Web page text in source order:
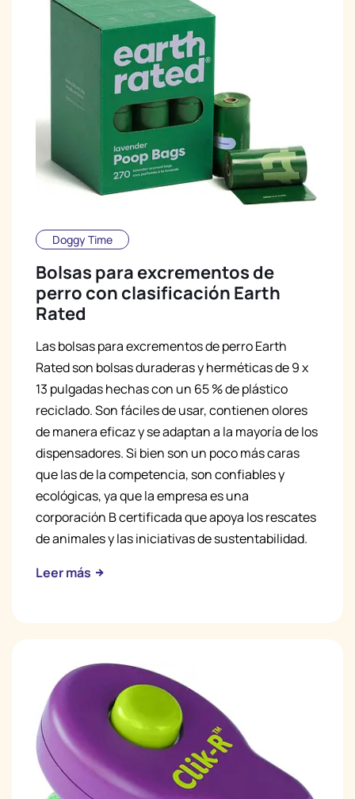
Doggy Time
Bolsas para excrementos de
perro con clasificación Earth
Rated
Las bolsas para excrementos de perro Earth
Rated son bolsas duraderas y herméticas de 9 x
13 pulgadas hechas con un 65 % de plástico
reciclado. Son fáciles de usar, contienen olores
de manera eficaz y se adaptan a la mayoría de los
dispensadores. Si bien son un poco más caras
que las de la competencia, son confiables y
ecológicas, ya que la empresa es una
corporación B certificada que apoya los rescates
de animales y las iniciativas de sustentabilidad.
Leer más